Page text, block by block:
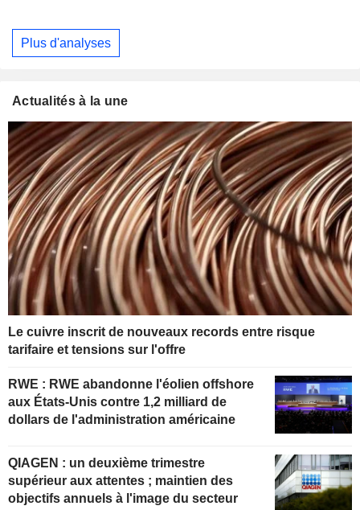
Plus d'analyses
Actualités à la une
Le cuivre inscrit de nouveaux records entre risque
tarifaire et tensions sur l'offre
RWE : RWE abandonne l'éolien offshore
aux États-Unis contre 1,2 milliard de
dollars de l'administration américaine
QIAGEN : un deuxième trimestre
supérieur aux attentes ; maintien des
objectifs annuels à l'image du secteur